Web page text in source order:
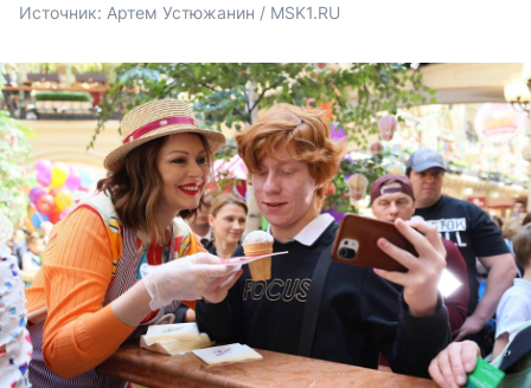
Источник: Артем Устюжанин / MSK1.RU